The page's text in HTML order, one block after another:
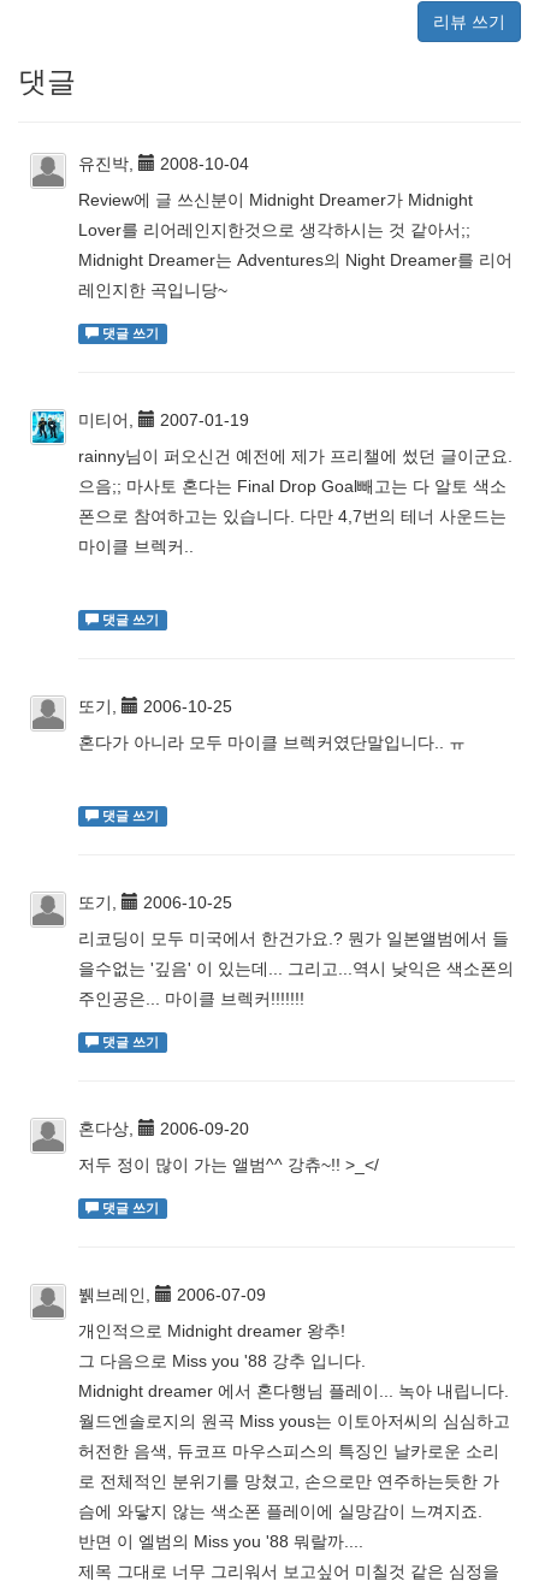
리뷰 쓰기
댓글
유진박,
2008-10-04
Review에 글 쓰신분이 Midnight Dreamer가 Midnight
Lover를 리어레인지한것으로 생각하시는 것 같아서;;
Midnight Dreamer는 Adventures의 Night Dreamer를 리어
레인지한 곡입니당~
댓글 쓰기
미티어,
2007-01-19
rainny님이 퍼오신건 예전에 제가 프리챌에 썼던 글이군요.
으음;; 마사토 혼다는 Final Drop Goal빼고는 다 알토 색소
폰으로 참여하고는 있습니다. 다만 4,7번의 테너 사운드는
마이클 브렉커..
댓글 쓰기
또기,
2006-10-25
혼다가 아니라 모두 마이클 브렉커였단말입니다.. ㅠ
댓글 쓰기
또기,
2006-10-25
리코딩이 모두 미국에서 한건가요.? 뭔가 일본앨범에서 들
을수없는 '깊음' 이 있는데... 그리고...역시 낮익은 색소폰의
주인공은... 마이클 브렉커!!!!!!!
댓글 쓰기
혼다상,
2006-09-20
저두 정이 많이 가는 앨범^^ 강츄~!! >_</
댓글 쓰기
뷁브레인,
2006-07-09
개인적으로 Midnight dreamer 왕추!
그 다음으로 Miss you '88 강추 입니다.
Midnight dreamer 에서 혼다행님 플레이... 녹아 내립니다.
월드엔솔로지의 원곡 Miss yous는 이토아저씨의 심심하고
허전한 음색, 듀코프 마우스피스의 특징인 날카로운 소리
로 전체적인 분위기를 망쳤고, 손으로만 연주하는듯한 가
슴에 와닿지 않는 색소폰 플레이에 실망감이 느껴지죠.
반면 이 엘범의 Miss you '88 뭐랄까....
제목 그대로 너무 그리워서 보고싶어 미칠것 같은 심정을